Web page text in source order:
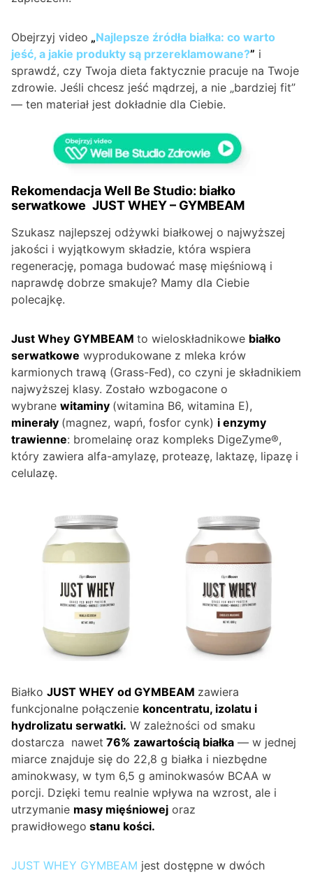
Obejrzyj video „Najlepsze źródła białka: co warto
jeść, a jakie produkty są przereklamowane?” i
sprawdź, czy Twoja dieta faktycznie pracuje na Twoje
zdrowie. Jeśli chcesz jeść mądrzej, a nie „bardziej fit”
— ten materiał jest dokładnie dla Ciebie.
Rekomendacja Well Be Studio: białko
serwatkowe JUST WHEY – GYMBEAM
Szukasz najlepszej odżywki białkowej o najwyższej
jakości i wyjątkowym składzie, która wspiera
regenerację, pomaga budować masę mięśniową i
naprawdę dobrze smakuje? Mamy dla Ciebie
polecajkę.
Just Whey GYMBEAM to wieloskładnikowe białko
serwatkowe wyprodukowane z mleka krów
karmionych trawą (Grass-Fed), co czyni je składnikiem
najwyższej klasy. Zostało wzbogacone o
wybrane witaminy (witamina B6, witamina E),
minerały (magnez, wapń, fosfor cynk) i enzymy
trawienne: bromelainę oraz kompleks DigeZyme®,
który zawiera alfa-amylazę, proteazę, laktazę, lipazę i
celulazę.
Białko JUST WHEY od GYMBEAM zawiera
funkcjonalne połączenie koncentratu, izolatu i
hydrolizatu serwatki. W zależności od smaku
dostarcza nawet 76% zawartością białka — w jednej
miarce znajduje się do 22,8 g białka i niezbędne
aminokwasy, w tym 6,5 g aminokwasów BCAA w
porcji. Dzięki temu realnie wpływa na wzrost, ale i
utrzymanie masy mięśniowej oraz
prawidłowego stanu kości.
JUST WHEY GYMBEAM jest dostępne w dwóch